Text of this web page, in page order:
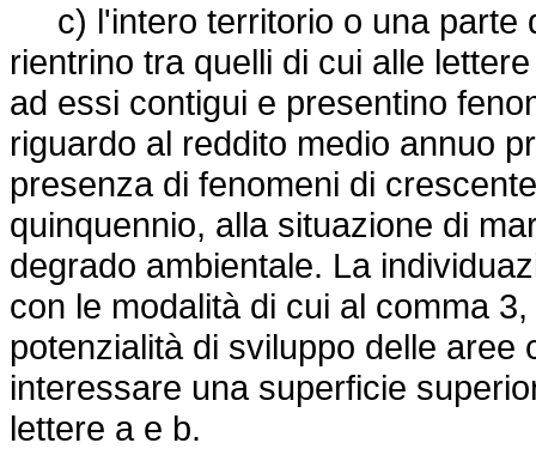
c) l'intero territorio o una parte
rientrino tra quelli di cui alle
ad essi contigui e presentino
riguardo al reddito medio annuo
presenza di fenomeni di
quinquennio, alla situazione di
degrado ambientale. La
con le modalità di cui al comma
potenzialità di sviluppo delle
interessare una superficie
lettere a e b.